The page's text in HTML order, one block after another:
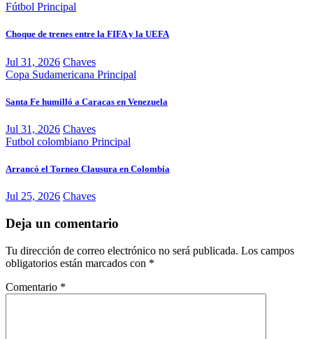
Fútbol Principal
Choque de trenes entre la FIFA y la UEFA
Jul 31, 2026 Chaves
Copa Sudamericana Principal
Santa Fe humilló a Caracas en Venezuela
Jul 31, 2026 Chaves
Futbol colombiano Principal
Arrancó el Torneo Clausura en Colombia
Jul 25, 2026 Chaves
Deja un comentario
Tu dirección de correo electrónico no será publicada. Los campos
obligatorios están marcados con *
Comentario *